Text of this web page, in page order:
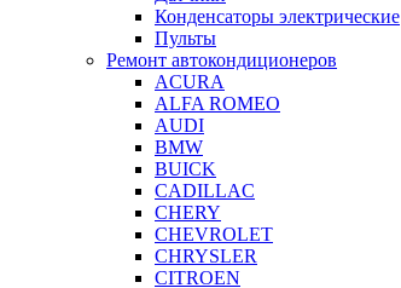
Конденсаторы электрические
Пульты
Ремонт автокондиционеров
ACURA
ALFA ROMEO
AUDI
BMW
BUICK
CADILLAC
CHERY
CHEVROLET
CHRYSLER
CITROEN